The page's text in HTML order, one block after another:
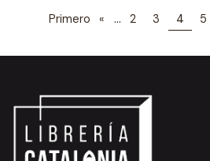
Primero « ... 2 3 4 5